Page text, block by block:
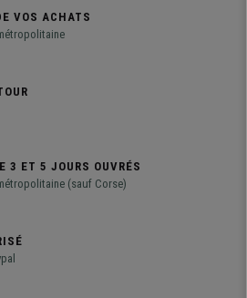
VOS ACHATS
3 ET 5 JOURS OUVRÉS
(sauf Corse)